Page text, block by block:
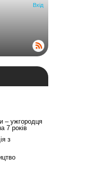
Вхід
– ужгородця
7 років
з